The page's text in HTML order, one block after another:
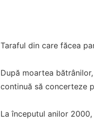
Taraful din care făcea
După moartea
continuă să concerteze
La începutul anilor